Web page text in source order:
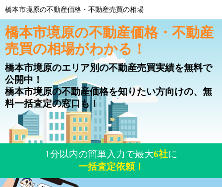
橋本市境原の不動産価格・不動産売買の相場
橋本市境原の不動産価格・不動産
売買の相場がわかる！
橋本市境原のエリア別の不動産売買実績を無料で
公開中！
橋本市境原の不動産価格を知りたい方向けの、無
料一括査定の窓口も！
1分以内の簡単入力で最大6社に
一括査定依頼！